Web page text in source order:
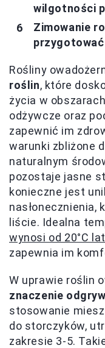
wilgotności
Zimowanie
przygotować
Rośliny
roślin, które
życia w
odżywcze oraz
zapewnić im
warunki zbliżone
naturalnym
pozostaje jasne
konieczne jest
nasłonecznienia,
liście. Idealna
wynosi od 20°C
zapewnia im
W uprawie roślin
znaczenie
stosowanie
do storczyków,
zakresie 3-5.